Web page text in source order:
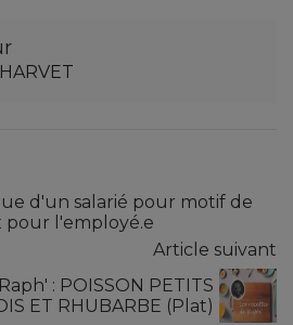
d'un salarié pour motif de
pour l'employé.e
Article suivant
: POISSON PETITS
ET RHUBARBE (Plat)